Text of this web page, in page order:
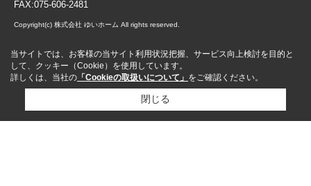
FAX:075-606-2481
Copyright(c) 株式会社 ゆいホーム All rights reserved.
当サイトでは、お客様の当サイト利用状況把握、サービス向上検討を目的と
して、クッキー（Cookie）を使用しています。
詳しくは、当社の 「Cookieの取扱いについて」 をご確認ください。
閉じる